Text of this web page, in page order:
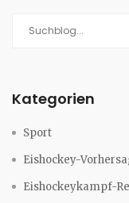
Kategorien
Sport
Eishockey-
Eishockeykampf-